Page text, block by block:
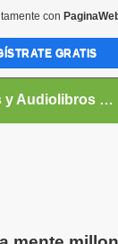
Libros y Audiolibros Para emprendedores
con
GRATIS